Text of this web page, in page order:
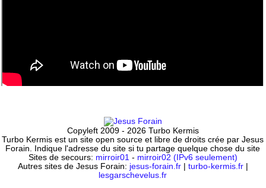
Copyleft 2009 - 2026 Turbo Kermis
Turbo Kermis est un site open source et libre de droits crée par Jesus
Forain. Indique l'adresse du site si tu partage quelque chose du site
Sites de secours: mirroir01 - mirroir02 (IPv6 seulement)
Autres sites de Jesus Forain: jesus-forain.fr| turbo-kermis.fr|
lesgarschevelus.fr